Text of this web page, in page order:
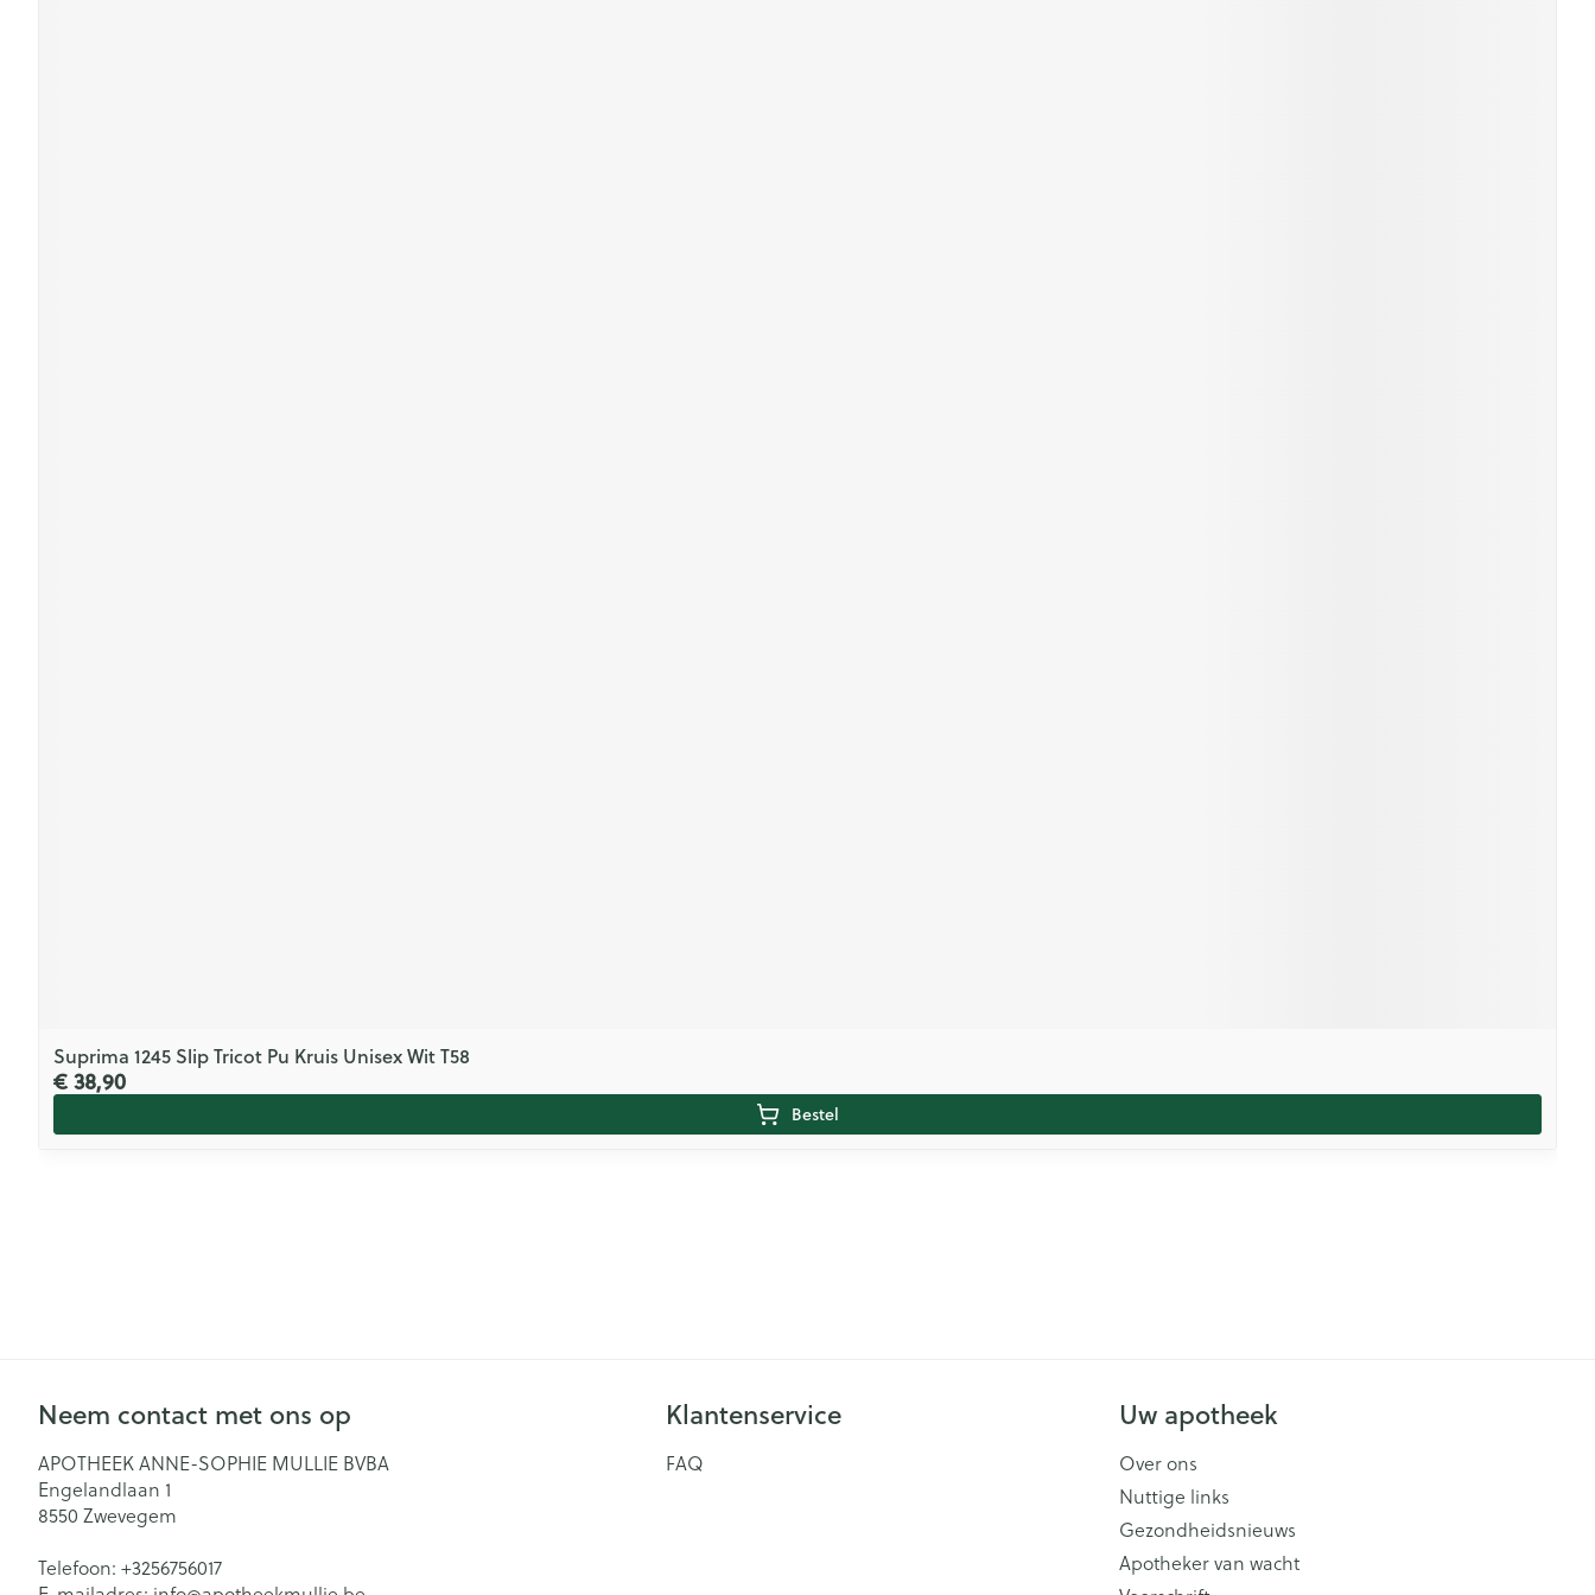
Suprima 1245 Slip Tricot Pu Kruis Unisex Wit T58
€ 38,90
Bestel
Neem contact met ons op
APOTHEEK ANNE-SOPHIE MULLIE BVBA
Engelandlaan 1
8550 Zwevegem
Telefoon: +3256756017
Klantenservice
FAQ
Uw apotheek
Over ons
Nuttige links
Gezondheidsnieuws
Apotheker van wacht